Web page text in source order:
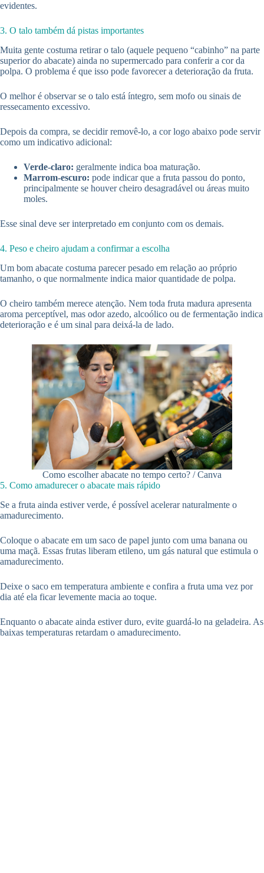
evidentes.
3. O talo também dá pistas importantes
Muita gente costuma retirar o talo (aquele pequeno “cabinho” na parte
superior do abacate) ainda no supermercado para conferir a cor da
polpa. O problema é que isso pode favorecer a deterioração da fruta.
O melhor é observar se o talo está íntegro, sem mofo ou sinais de
ressecamento excessivo.
Depois da compra, se decidir removê-lo, a cor logo abaixo pode servir
como um indicativo adicional:
Verde-claro: geralmente indica boa maturação.
Marrom-escuro: pode indicar que a fruta passou do ponto,
principalmente se houver cheiro desagradável ou áreas muito
moles.
Esse sinal deve ser interpretado em conjunto com os demais.
4. Peso e cheiro ajudam a confirmar a escolha
Um bom abacate costuma parecer pesado em relação ao próprio
tamanho, o que normalmente indica maior quantidade de polpa.
O cheiro também merece atenção. Nem toda fruta madura apresenta
aroma perceptível, mas odor azedo, alcoólico ou de fermentação indica
deterioração e é um sinal para deixá-la de lado.
Como escolher abacate no tempo certo? / Canva
5. Como amadurecer o abacate mais rápido
Se a fruta ainda estiver verde, é possível acelerar naturalmente o
amadurecimento.
Coloque o abacate em um saco de papel junto com uma banana ou
uma maçã. Essas frutas liberam etileno, um gás natural que estimula o
amadurecimento.
Deixe o saco em temperatura ambiente e confira a fruta uma vez por
dia até ela ficar levemente macia ao toque.
Enquanto o abacate ainda estiver duro, evite guardá-lo na geladeira. As
baixas temperaturas retardam o amadurecimento.